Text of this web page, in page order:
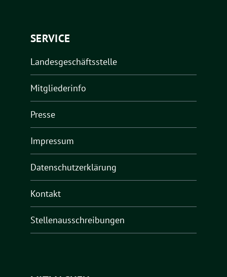
SERVICE
Landesgeschäftsstelle
Mitgliederinfo
Presse
Impressum
Datenschutzerklärung
Kontakt
Stellenausschreibungen